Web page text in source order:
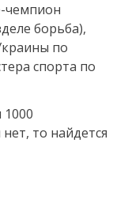
чемпион
борьба),
по
спорта по
1000
то найдется